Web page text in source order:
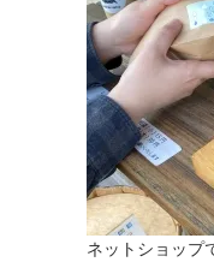
ネットショップ